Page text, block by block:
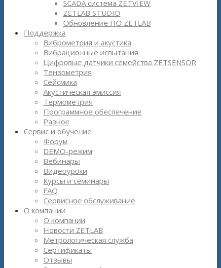
SCADA система ZETVIEW
ZETLAB STUDIO
Обновление ПО ZETLAB
Поддержка
Виброметрия и акустика
Вибрационные испытания
Цифровые датчики семейства ZETSENSOR
Тензометрия
Сейсмика
Акустическая эмиссия
Термометрия
Программное обеспечение
Разное
Сервис и обучение
Форум
DEMO-режим
Вебинары
Видеоуроки
Курсы и семинары
FAQ
Сервисное обслуживание
О компании
О компании
Новости ZETLAB
Метрологическая служба
Сертификаты
Отзывы